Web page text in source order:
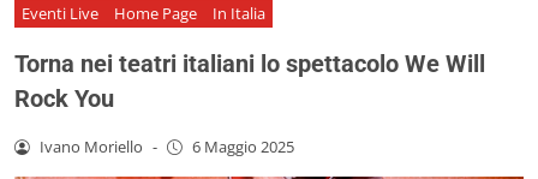
Eventi Live Home Page In Italia
Torna nei teatri italiani lo spettacolo We Will
Rock You
Ivano Moriello - 6 Maggio 2025